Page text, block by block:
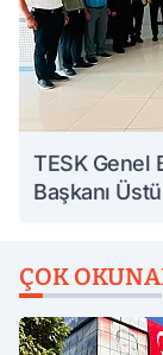
TESK Genel
Başkanı
ÇOK